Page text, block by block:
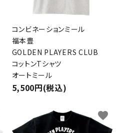
コンビネーションミール
福本豊
GOLDEN PLAYERS CLUB
コットンTシャツ
オートミール
5,500円(税込)
favorite